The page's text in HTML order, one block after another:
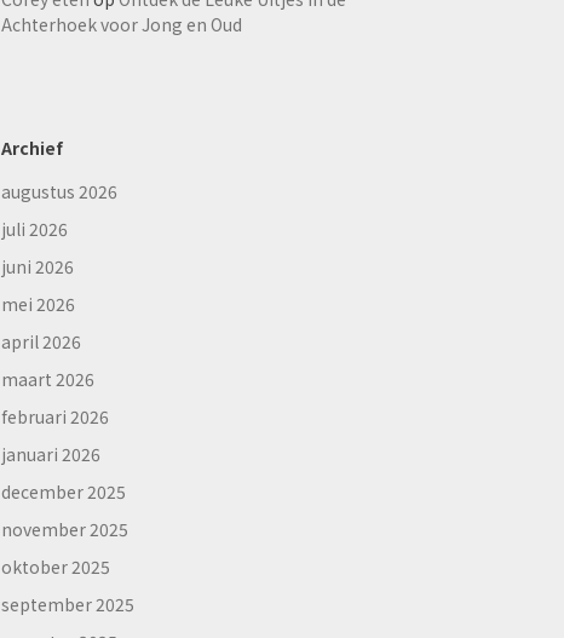
Achterhoek voor Jong en Oud
Archief
augustus 2026
juli 2026
juni 2026
mei 2026
april 2026
maart 2026
februari 2026
januari 2026
december 2025
november 2025
oktober 2025
september 2025